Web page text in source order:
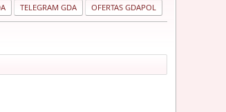
TELEGRAM GDA OFERTAS GDAPOL